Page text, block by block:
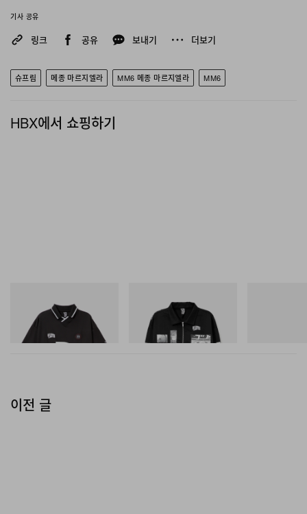
기사 공유
링크 공유 보내기 더보기
슈프림 메종 마르지엘라 MM6 메종 마르지엘라 MM6
HBX에서 쇼핑하기
Billionaire Boys Club X Initial
D Game Shirt
쇼핑하기
Billionaire Boys Club X Initial
D Cotton Jacket
쇼핑하기
이전 글